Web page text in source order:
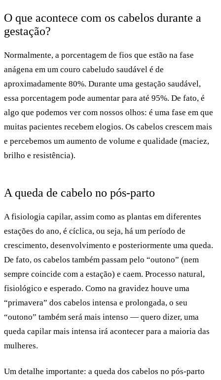
O que acontece com os cabelos durante a
gestação?
Normalmente, a porcentagem de fios que estão na fase
anágena em um couro cabeludo saudável é de
aproximadamente 80%. Durante uma gestação saudável,
essa porcentagem pode aumentar para até 95%. De fato, é
algo que podemos ver com nossos olhos: é uma fase em que
muitas pacientes recebem elogios. Os cabelos crescem mais
e percebemos um aumento de volume e qualidade (maciez,
brilho e resistência).
A queda de cabelo no pós-parto
A fisiologia capilar, assim como as plantas em diferentes
estações do ano, é cíclica, ou seja, há um período de
crescimento, desenvolvimento e posteriormente uma queda.
De fato, os cabelos também passam pelo “outono” (nem
sempre coincide com a estação) e caem. Processo natural,
fisiológico e esperado. Como na gravidez houve uma
“primavera” dos cabelos intensa e prolongada, o seu
“outono” também será mais intenso — quero dizer, uma
queda capilar mais intensa irá acontecer para a maioria das
mulheres.
Um detalhe importante: a queda dos cabelos no pós-parto